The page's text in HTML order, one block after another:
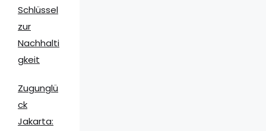
Schlüssel
zur
Nachhalti
gkeit
Zugunglü
ck
Jakarta: